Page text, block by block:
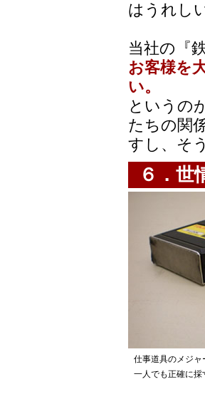
はうれし
当社の『
お客様を
い。
というの
たちの関
すし、そ
６．世
仕事道具のメジャ
一人でも正確に採